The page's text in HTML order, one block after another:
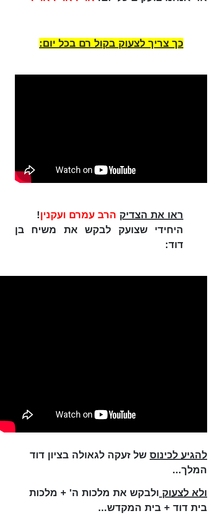
כך צריך לצעוק בקול רם בכל יום:
ראו את הצדיק הרב עמרם ועקנין!
היחידי שצועק לבקש את משיח בן
דוד:
להגיע לכינוס של זעקה לגאולה בציון דוד
המלך...
ולא לצעוק ולבקש את מלכות ה' + מלכות
בית דוד + בית המקדש...